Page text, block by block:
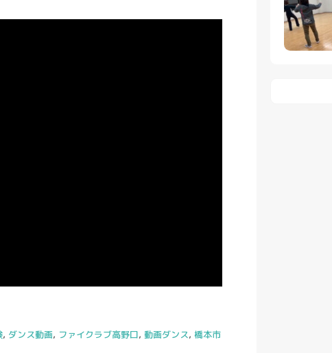
, ダンス動画, ファイクラブ高野口, 動画ダンス, 橋本市